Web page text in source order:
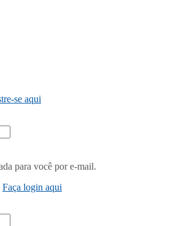
se aqui
para você por e-mail.
Faça login aqui